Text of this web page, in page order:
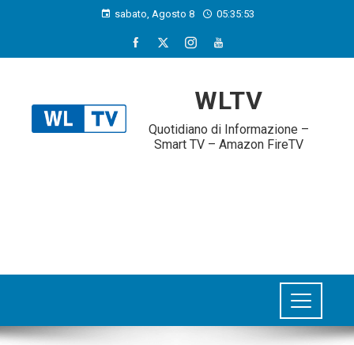
sabato, Agosto 8 05:35:54
WLTV
Quotidiano di Informazione –
Smart TV – Amazon FireTV